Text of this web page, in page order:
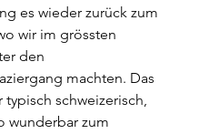
es wieder zurück zum
wir im grössten
den
machten. Das
typisch schweizerisch,
wunderbar zum